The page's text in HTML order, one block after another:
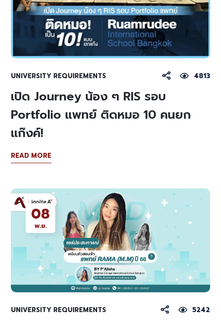
UNIVERSITY REQUIREMENTS 4813
เปิด Journey น้อง ๆ RIS รอบ
Portfolio แพทย์ ติดหมอ 10 คนยก
แก๊งค์!
READ MORE
08
พ.ย.
UNIVERSITY REQUIREMENTS 5242